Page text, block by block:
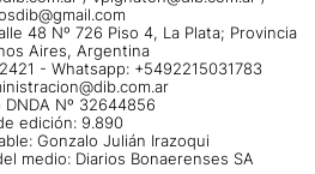
48 Nº 726 Piso 4, La Plata; Provincia
Aires, Argentina
- Whatsapp: +5492215031783
DNDA Nº 32644856
edición: 9.890
Gonzalo Julián Irazoqui
medio: Diarios Bonaerenses SA